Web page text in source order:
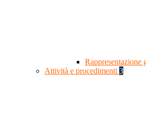
Rappresentazione
Attività e procedimenti 3